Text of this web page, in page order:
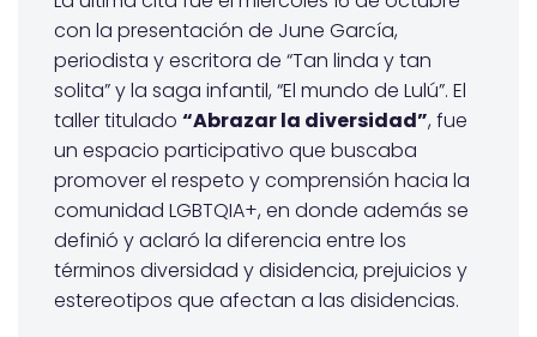
con la presentación de June García,
periodista y escritora de “Tan linda y tan
solita” y la saga infantil, “El mundo de Lulú”. El
taller titulado “Abrazar la diversidad”, fue
un espacio participativo que buscaba
promover el respeto y comprensión hacia la
comunidad LGBTQIA+, en donde además se
definió y aclaró la diferencia entre los
términos diversidad y disidencia, prejuicios y
estereotipos que afectan a las disidencias.